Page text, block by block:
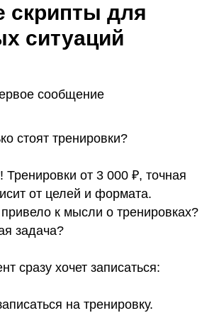
скрипты для
ситуаций
сообщение
стоят тренировки?
Тренировки от 3 000 ₽, точная
от целей и формата.
к мысли о тренировках?
задача?
сразу хочет записаться:
на тренировку.